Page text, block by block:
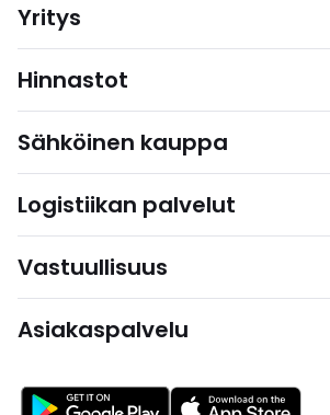
Yritys
Hinnastot
Sähköinen kauppa
Logistiikan palvelut
Vastuullisuus
Asiakaspalvelu